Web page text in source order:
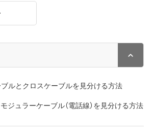
ルとクロスケーブルを見分ける方法
ジュラーケーブル（電話線）を見分ける方法